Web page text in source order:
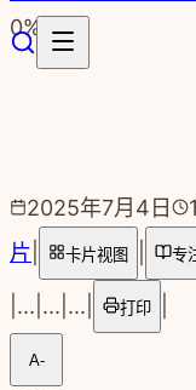
跳转到主要内容
0%
2025年7月4日
片
卡片视图 专
... ... ... 打印
A-